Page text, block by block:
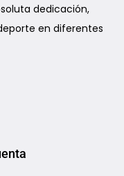
dedicación,
en diferentes